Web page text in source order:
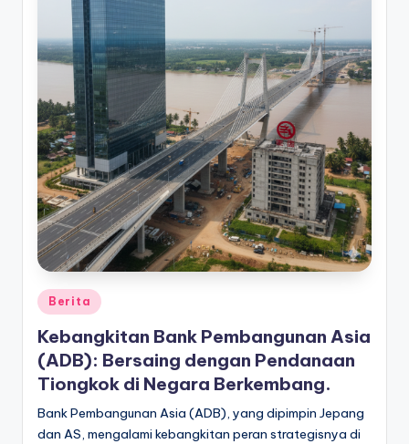
Posted
in
Berita
Kebangkitan Bank Pembangunan Asia
(ADB): Bersaing dengan Pendanaan
Tiongkok di Negara Berkembang.
Bank Pembangunan Asia (ADB), yang dipimpin Jepang
dan AS, mengalami kebangkitan peran strategisnya di